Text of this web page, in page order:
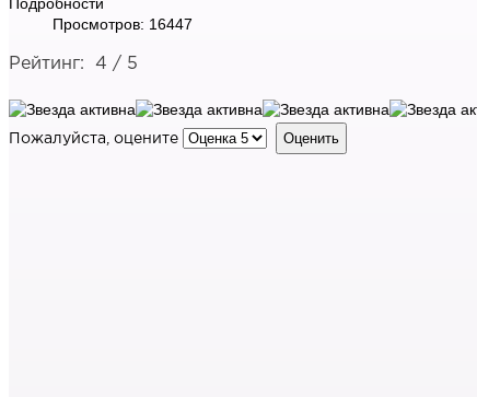
Просмотров: 16447
Рейтинг: 4 / 5
Пожалуйста, оцените